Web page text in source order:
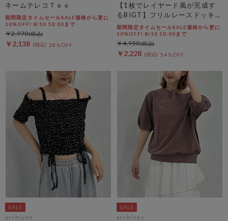
ネームテレコＴｅｅ
期間限定タイムセールSALE価格から更に
10%OFF! 8/10 10:00まで
￥2,138 28％OFF
￥2,970
【1枚でレイヤード風が完成す
るBIGT】フリルレースドッキン
グＢＩＧＴＥＥ
期間限定タイムセールSALE価格から更に
10%OFF! 8/10 10:00まで
￥2,228 54％OFF
￥4,950
archives archives